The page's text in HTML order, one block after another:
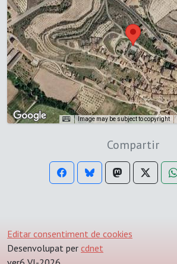
Image may be subject to copyright
Compartir
Editar consentiment de cookies
Desenvolupat per cdnet